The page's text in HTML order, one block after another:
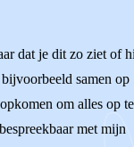
dat je dit zo ziet of
samen op
om alles op te
met mijn